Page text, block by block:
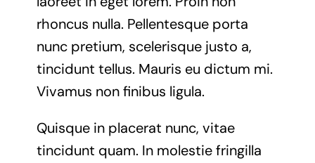
rhoncus nulla. Pellentesque porta
nunc pretium, scelerisque justo a,
tincidunt tellus. Mauris eu dictum mi.
Vivamus non finibus ligula.
Quisque in placerat nunc, vitae
tincidunt quam. In molestie fringilla